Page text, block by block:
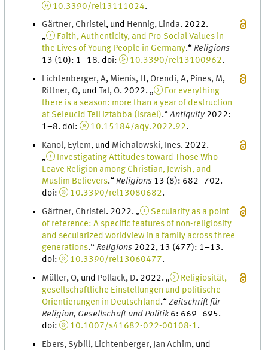
10.3390/rel13111024.
Gärtner, Christel, und Hennig, Linda. 2022.
„
Faith, Authenticity, and Pro-Social Values in
the Lives of Young People in Germany.“Religions
13 (10): 1–18. doi: 10.3390/rel13100962.
Lichtenberger,A, Mienis, H , Orendi,A, Pines, M,
Rittner, O, undTal, O. 2022. „
For everything
there is a season: more than a year of destruction
at Seleucid Tell Iẓṭabba (Israel).“Antiquity 2022:
1–8. doi: 10.15184/aqy.2022.92.
Kanol, Eylem, und Michalowski, Ines. 2022.
„
Investigating Attitudes toward Those Who
Leave Religion among Christian, Jewish, and
Muslim Believers.“Religions 13 (8): 682–702.
doi: 10.3390/rel13080682.
Gärtner, Christel. 2022. „
Secularity as a point
of reference: A specific features of non-religiosity
and secularized worldview in a family across three
generations.“Religions 2022, 13 (477): 1–13.
doi: 10.3390/rel13060477.
Müller, O, und Pollack, D. 2022. „
Religiosität,
gesellschaftliche Einstellungen und politische
Orientierungen in Deutschland.“Zeitschrift für
Religion, Gesellschaft und Politik 6: 669–695.
doi: 10.1007/s41682-022-00108-1.
Ebers, Sybill, Lichtenberger, Jan Achim, und